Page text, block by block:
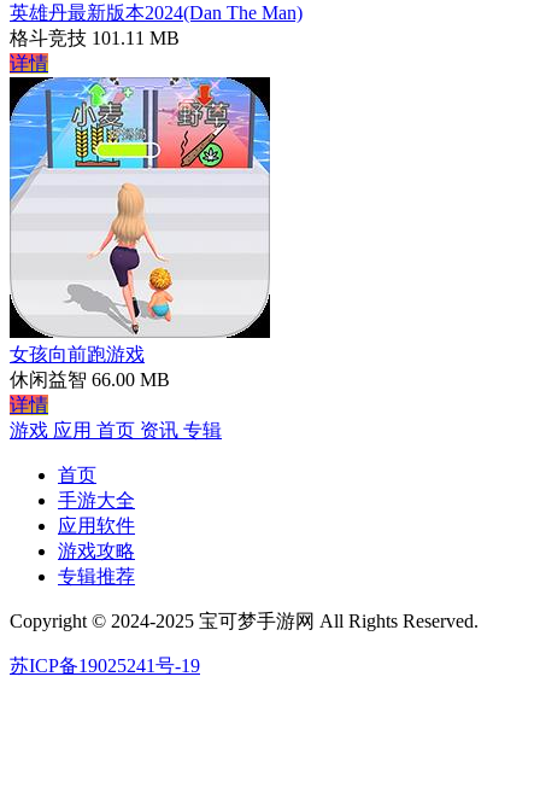
英雄丹最新版本2024(Dan The Man)
格斗竞技 101.11 MB
详情
女孩向前跑游戏
休闲益智 66.00 MB
详情
游戏 应用 首页 资讯 专辑
首页
手游大全
应用软件
游戏攻略
专辑推荐
Copyright © 2024-2025 宝可梦手游网 All Rights Reserved.
苏ICP备19025241号-19